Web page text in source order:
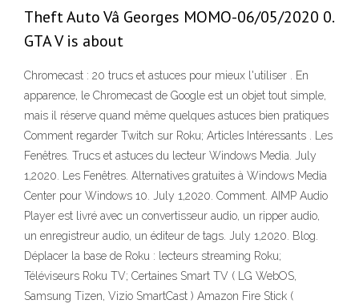
Theft Auto Vâ Georges MOMO-06/05/2020 0.
GTA V is about
Chromecast : 20 trucs et astuces pour mieux l'utiliser . En
apparence, le Chromecast de Google est un objet tout simple,
mais il réserve quand même quelques astuces bien pratiques
Comment regarder Twitch sur Roku; Articles Intéressants . Les
Fenêtres. Trucs et astuces du lecteur Windows Media. July
1,2020. Les Fenêtres. Alternatives gratuites à Windows Media
Center pour Windows 10. July 1,2020. Comment. AIMP Audio
Player est livré avec un convertisseur audio, un ripper audio,
un enregistreur audio, un éditeur de tags. July 1,2020. Blog.
Déplacer la base de Roku : lecteurs streaming Roku;
Téléviseurs Roku TV; Certaines Smart TV ( LG WebOS,
Samsung Tizen, Vizio SmartCast ) Amazon Fire Stick (